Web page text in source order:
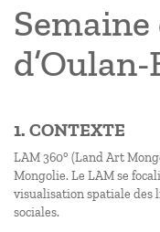
1. CONTEXTE
LAM 360° (Land Art
Mongolie. Le LAM se
visualisation spatiale des
sociales.